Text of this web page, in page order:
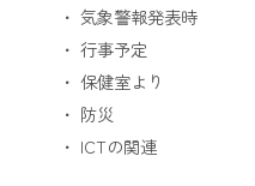
気象警報発表時
行事予定
保健室より
防災
ICTの関連